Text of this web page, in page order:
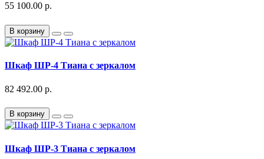
55 100.00 р.
В корзину
Шкаф ШР-4 Тиана с зеркалом
82 492.00 р.
В корзину
Шкаф ШР-3 Тиана с зеркалом